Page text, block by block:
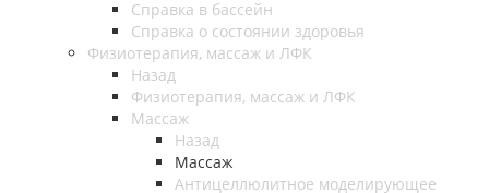
Справка в бассейн
Справка о состоянии здоровья
Физиотерапия, массаж и ЛФК
Назад
Физиотерапия, массаж и ЛФК
Массаж
Назад
Массаж
Антицеллюлитное моделирующее